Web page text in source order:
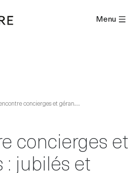
Menu
R
encontre concierges et gérances : jubilés et bonnes pratiques
concierges et
: jubilés et